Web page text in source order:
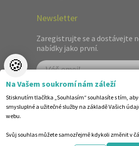
Newsletter
Zaregistrujte se a dostávejte
nabídky jako první.
©1998-2026 Centrum vzdělávání
🍪
Na Vašem soukromí nám záleží
Stisknutím tlačítka „Souhlasím“ souhlasíte s tím,
smysluplné a užitečné služby na základě Vašich
webu.
Svůj souhlas můžete samozřejmě kdykoli změnit v